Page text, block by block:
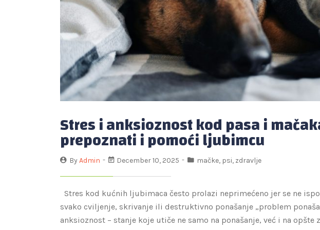
Stres i anksioznost kod pasa i
prepoznati i pomoći ljubimcu
ByAdmin December 10, 2025 mačke, psi, zdravlje
Stres kod kućnih ljubimaca često prolazi neprimećeno jer se ne
svako cviljenje, skrivanje ili destruktivno ponašanje „problem
anksioznost – stanje koje utiče ne samo na ponašanje, već i na